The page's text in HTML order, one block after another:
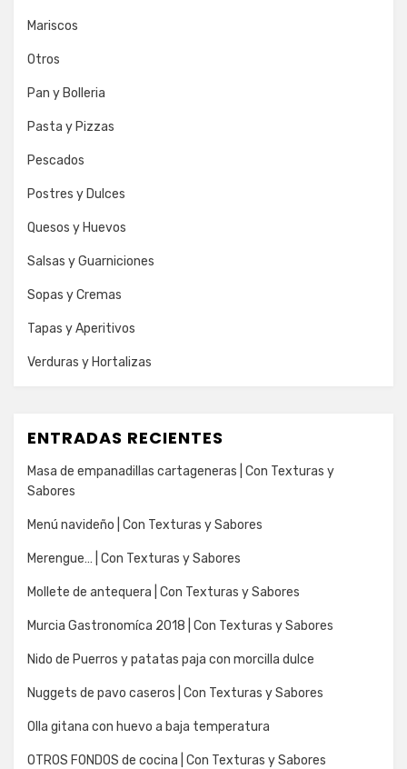
Mariscos
Otros
Pan y Bolleria
Pasta y Pizzas
Pescados
Postres y Dulces
Quesos y Huevos
Salsas y Guarniciones
Sopas y Cremas
Tapas y Aperitivos
Verduras y Hortalizas
ENTRADAS RECIENTES
Masa de empanadillas cartageneras | Con Texturas y
Sabores
Menú navideño | Con Texturas y Sabores
Merengue… | Con Texturas y Sabores
Mollete de antequera | Con Texturas y Sabores
Murcia Gastronomíca 2018 | Con Texturas y Sabores
Nido de Puerros y patatas paja con morcilla dulce
Nuggets de pavo caseros | Con Texturas y Sabores
Olla gitana con huevo a baja temperatura
OTROS FONDOS de cocina | Con Texturas y Sabores